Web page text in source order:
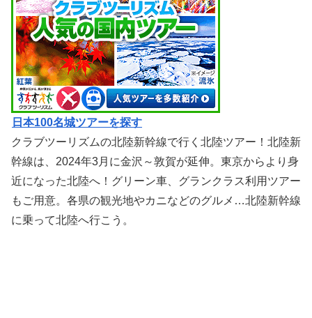
日本100名城ツアーを探す
クラブツーリズムの北陸新幹線で行く北陸ツアー！北陸新
幹線は、2024年3月に金沢～敦賀が延伸。東京からより身
近になった北陸へ！グリーン車、グランクラス利用ツアー
もご用意。各県の観光地やカニなどのグルメ…北陸新幹線
に乗って北陸へ行こう。